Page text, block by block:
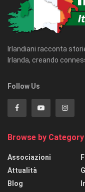
Irlandiani racconta
Irlanda, creando
Follow Us
Browse by Category
Associazioni
Attualità
Blog